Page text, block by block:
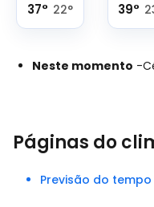
37° 22° 39°
Neste momento -
Páginas do
Previsão do